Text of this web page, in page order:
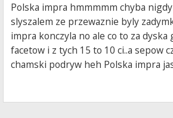
Polska impra hmmmmm chyba
slyszalem ze przewaznie byly
impra konczyla no ale co to za dyska
facetow i z tych 15 to 10 ci..a sepow
chamski podryw heh Polska impra